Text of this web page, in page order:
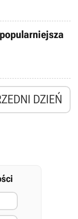
DZIEŃ